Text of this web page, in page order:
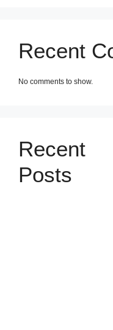
Recent
No comments to show.
Recent
Posts